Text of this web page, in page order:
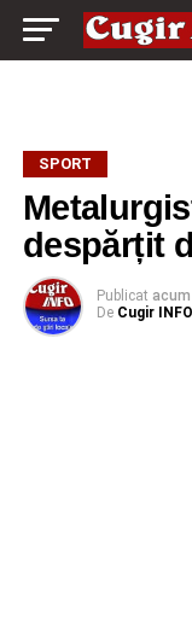
SPORT
despărțit
Publicat
De Cugir INFO